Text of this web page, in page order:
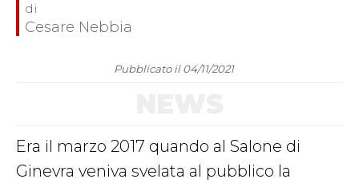
Cesare Nebbia
Pubblicato il 04/11/2021
Era il marzo 2017 quando al Salone di
Ginevra veniva svelata al pubblico la